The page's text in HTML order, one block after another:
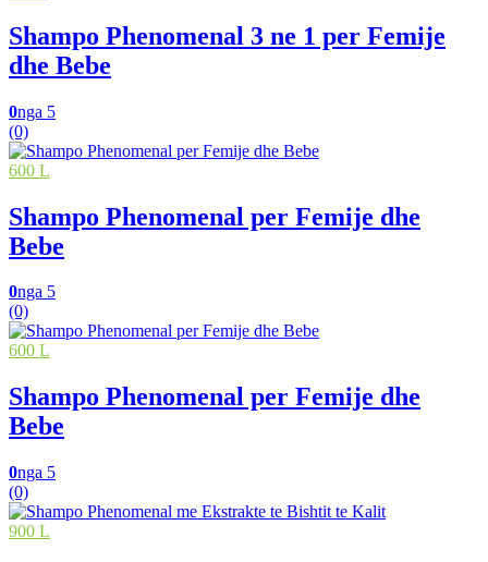
Shampo Phenomenal 3 ne 1 per Femije
dhe Bebe
0nga 5
(0)
600 L
Shampo Phenomenal per Femije dhe
Bebe
0nga 5
(0)
600 L
Shampo Phenomenal per Femije dhe
Bebe
0nga 5
(0)
900 L